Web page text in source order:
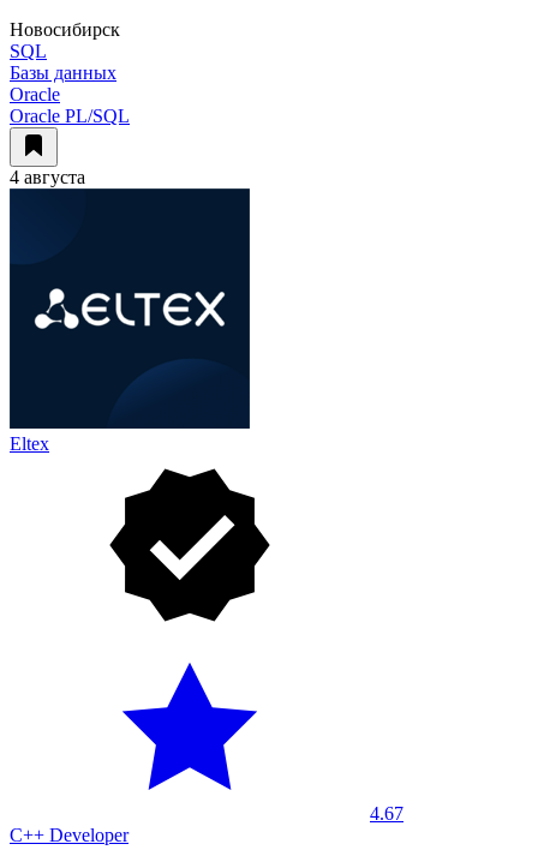
Новосибирск
SQL
Базы данных
Oracle
Oracle PL/SQL
4 августа
Eltex
4.67
С++ Developer